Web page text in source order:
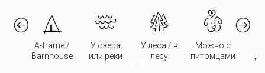
A-frame /
Barnhouse
У озера
или реки
У леса / в
лесу
Можно с
питомцами